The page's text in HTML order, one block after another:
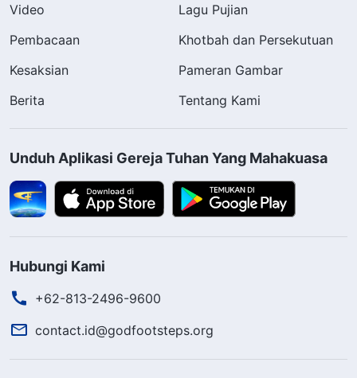
Video
Lagu Pujian
Pembacaan
Khotbah dan Persekutuan
Kesaksian
Pameran Gambar
Berita
Tentang Kami
Unduh Aplikasi Gereja Tuhan Yang Mahakuasa
Hubungi Kami
+62-813-2496-9600
contact.id@godfootsteps.org